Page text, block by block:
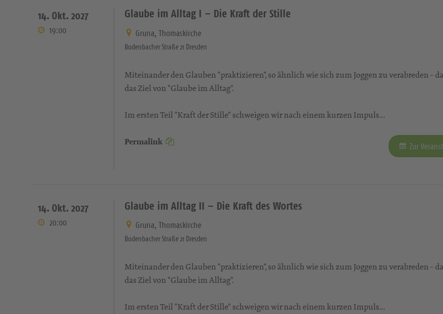
14. Okt. 2027
19:00
Glaube im Alltag I – Die Kraft der Stille
Gruna, Thomaskirche
Bodenbacher Straße 21 Dresden
Miteinander den Glauben "praktizieren", so ähnlich wie sich zum Joggen zu verabreden -
das Ziel von "Glaube im Alltag".
Im ersten Teil "Kraft der Stille" schweigen wir nach einem kurzen Impuls...
Permalink Zur
14. Okt. 2027
20:00
Glaube im Alltag II – Die Kraft des Wortes
Gruna, Thomaskirche
Bodenbacher Straße 21 Dresden
Miteinander den Glauben "praktizieren", so ähnlich wie sich zum Joggen zu verabreden -
das Ziel von "Glaube im Alltag".
Im ersten Teil "Kraft der Stille" schweigen wir nach einem kurzen Impuls...